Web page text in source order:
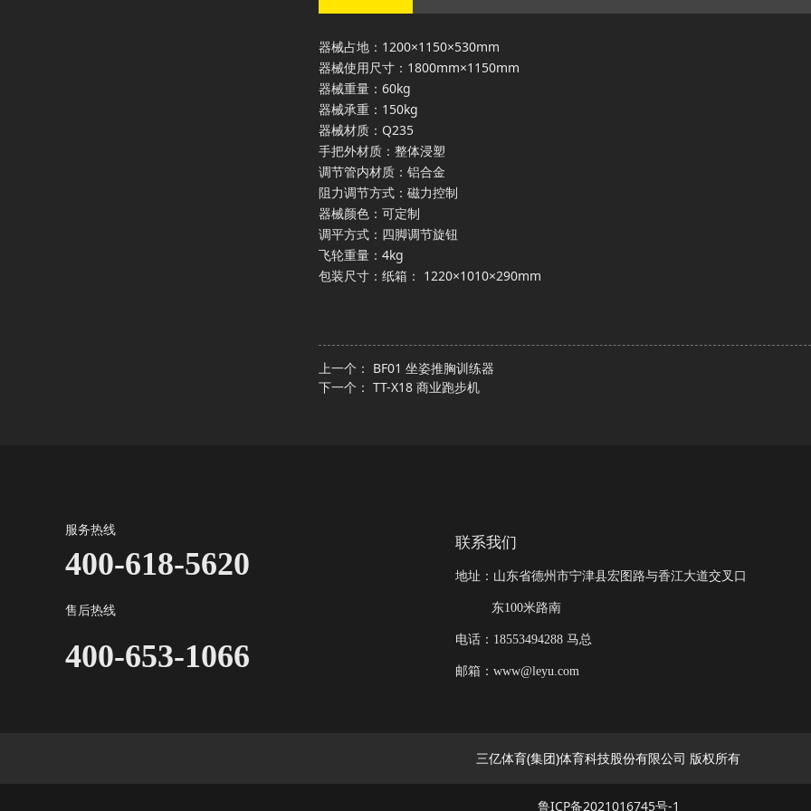
器械占地：1200×1150×530mm
器械使用尺寸：1800mm×1150mm
器械重量：60kg
器械承重：150kg
器械材质：Q235
手把外材质：整体浸塑
调节管内材质：铝合金
阻力调节方式：磁力控制
器械颜色：可定制
调平方式：四脚调节旋钮
飞轮重量：4kg
包装尺寸：纸箱： 1220×1010×290mm
上一个： BF01 坐姿推胸训练器
下一个： TT-X18 商业跑步机
服务热线
400-618-5620
售后热线
400-653-1066
联系我们
地址：山东省德州市宁津县宏图路与香江大道交叉口
东100米路南
电话：18553494288 马总
邮箱：www@leyu.com
三亿体育(集团)体育科技股份有限公司 版权所有
鲁ICP备2021016745号-1